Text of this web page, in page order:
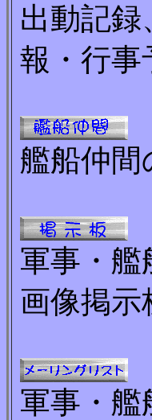
出動記
報・行
艦船仲
軍事・艦
画像掲示
軍事・